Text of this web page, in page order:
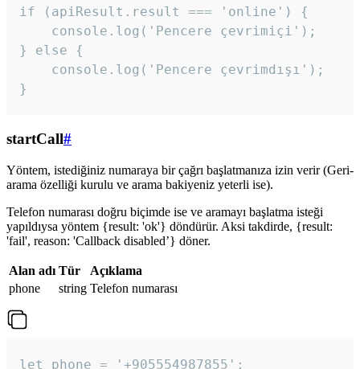
if (apiResult.result === 'online') {
    console.log('Pencere çevrimiçi');
} else {
    console.log('Pencere çevrimdışı');
}
startCall#
Yöntem, istediğiniz numaraya bir çağrı başlatmanıza izin verir (Geri-
arama özelliği kurulu ve arama bakiyeniz yeterli ise).
Telefon numarası doğru biçimde ise ve aramayı başlatma isteği
yapıldıysa yöntem {result: 'ok'} döndürür. Aksi takdirde, {result:
'fail', reason: 'Callback disabled’} döner.
Alan adı Tür
Açıklama
phone
string Telefon numarası
let phone = '+905554987855';